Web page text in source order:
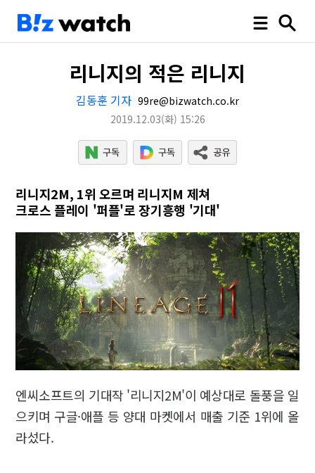
리니지의 적은 리니지
김동훈 기자 99re@bizwatch.co.kr
2019.12.03(화) 15:26
리니지2M, 1위 오르며 리니지M 제쳐
크로스 플레이 '퍼플'로 장기흥행 '기대'
엔씨소프트의 기대작 '리니지2M'이 예상대로 돌풍을 일
으키며 구글·애플 등 양대 마켓에서 매출 기준 1위에 올
라섰다.